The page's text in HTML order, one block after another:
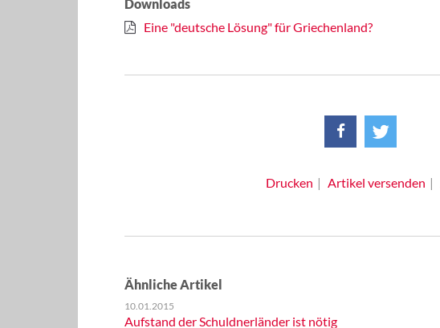
Downloads
Eine "deutsche Lösung" für Griechenland?
Drucken Artikel versenden
Ähnliche Artikel
10.01.2015
Aufstand der Schuldnerländer ist nötig